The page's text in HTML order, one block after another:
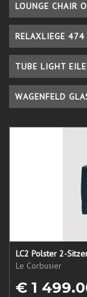
LOUNGE CHAIR
RELAXLIEGE 474
TUBE LIGHT
WAGENFELD
LC2 Polster 2-
Le Corbusier
€ 1